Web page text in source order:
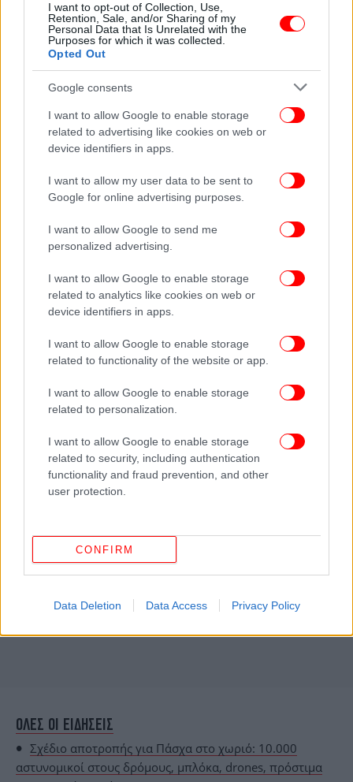
I want to opt-out of Collection, Use,
Retention, Sale, and/or Sharing of my
Personal Data that Is Unrelated with the
Purposes for which it was collected.
Opted Out
Google consents
I want to allow Google to enable storage
related to advertising like cookies on web or
device identifiers in apps.
I want to allow my user data to be sent to
Google for online advertising purposes.
I want to allow Google to send me
personalized advertising.
I want to allow Google to enable storage
related to analytics like cookies on web or
device identifiers in apps.
I want to allow Google to enable storage
related to functionality of the website or app.
I want to allow Google to enable storage
related to personalization.
I want to allow Google to enable storage
related to security, including authentication
functionality and fraud prevention, and other
user protection.
CONFIRM
Data Deletion Data Access Privacy Policy
ΕΛΛΑΔΑ 23/04/2021 10:25
Απίστευτες δικαιολογίες από τους οδηγούς που φεύγουν για
Πάσχα -Τους γυρίζουν πίσω στην Αθήνα
ΠΟΛΙΤΙΚΗ 23/04/2021 09:45
Πελώνη για Πάσχα: Με υπουργική απόφαση κλείνουν οι
ΟΛΕΣ ΟΙ ΕΙΔΗΣΕΙΣ
Σχέδιο αποτροπής για Πάσχα στο χωριό: 10.000
αστυνομικοί στους δρόμους, μπλόκα, drones, πρόστιμα